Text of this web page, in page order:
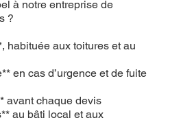
à notre entreprise de
?
habituée aux toitures et au
en cas d’urgence et de fuite
avant chaque devis
au bâti local et aux